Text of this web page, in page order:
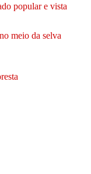
popular e vista
meio da selva